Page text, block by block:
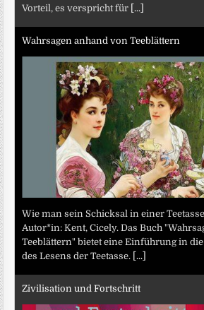
Vorteil, es verspricht für [...]
Wahrsagen anhand von Teeblättern
Wie man sein Schicksal in einer
Autor*in: Kent, Cicely. Das Buch
Teeblättern" bietet eine Einführung in
des Lesens der Teetasse. [...]
Zivilisation und Fortschritt